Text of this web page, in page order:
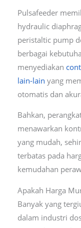
Pulsafeeder
hydraulic
peristaltic pump
berbagai
menyediakan
lain-lain yang
otomatis dan
Bahkan,
menawarkan
yang mudah,
terbatas pada
kemudahan
Apakah Harga
Banyak yang
dalam industri